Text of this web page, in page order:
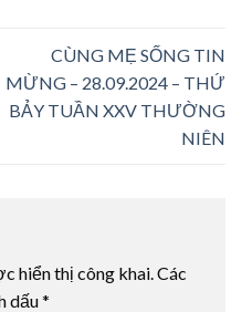
CÙNG MẸ SỐNG TIN
MỪNG – 28.09.2024 – THỨ
BẢY TUẦN XXV THƯỜNG
NIÊN
hiển thị công khai.Các
dấu*